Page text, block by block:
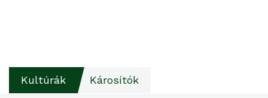
Kultúrák Károsítók